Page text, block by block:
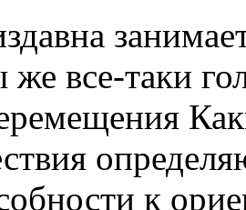
же все-таки
к